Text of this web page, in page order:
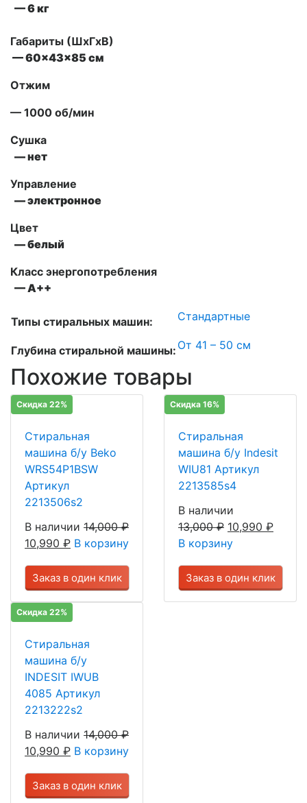
— 6 кг
Габариты (ШxГxВ)
— 60x43x85 см
Отжим
— 1000 об/мин
Сушка
— нет
Управление
— электронное
Цвет
— белый
Класс энергопотребления
— А++
Типы стиральных машин: Стандартные
Глубина стиральной машины: От 41 – 50 см
Похожие товары
Скидка 22%
Стиральная
машина б/у Beko
WRS54P1BSW
Артикул
2213506s2
В наличии 14,000₽
10,990 ₽ В корзину
Заказ в один клик
Скидка 16%
Стиральная
машина б/у Indesit
WIU81 Артикул
2213585s4
В наличии
13,000₽ 10,990 ₽
В корзину
Заказ в один клик
Скидка 22%
Стиральная
машина б/у
INDESIT IWUB
4085 Артикул
2213222s2
В наличии 14,000₽
10,990 ₽ В корзину
Заказ в один клик